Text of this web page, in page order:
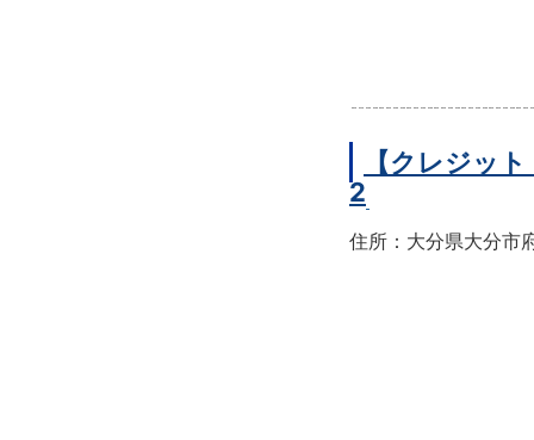
【クレジッ
2
住所：大分県大分市